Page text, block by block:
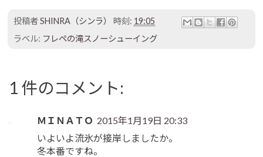
投稿者SHINRA（シンラ） 時刻: 19:05
ラベル: フレペの滝スノーシューイング
1 件のコメント:
ＭＩＮＡＴＯ 2015年1月19日 20:33
いよいよ流氷が接岸しましたか。
冬本番ですね。